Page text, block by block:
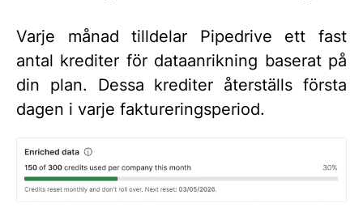
Varje månad tilldelar Pipedrive ett fast
antal krediter för dataanrikning baserat på
din plan. Dessa krediter återställs första
dagen i varje faktureringsperiod.